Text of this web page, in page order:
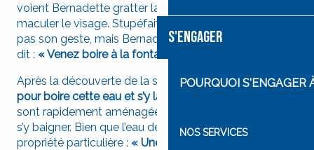
S'ENGAGER
POURQUOI S'ENGAGER
NOS SERVICES
voient Bernadette gratter la terre, boire l’eau et s’en
maculer le visage. Stupéfaits, elles ne comprennent
pas son geste, mais Bernadette obéit à la Dame qui lui
dit : « Venez boire à la fontaine et vous y laver »
Après la découverte de la source,les pèlerins affluent
pour boire cette eau et s’y laver le visage
sont rapidement aménagées, et beaucoup viennent
s’y baigner. Bien que l’eau de la Grotte n’ait aucune
propriété particulière : « Une seule goutte suffit, c’est la